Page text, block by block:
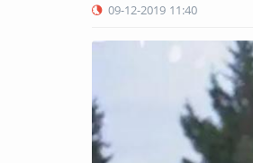
09-12-2019 11:40